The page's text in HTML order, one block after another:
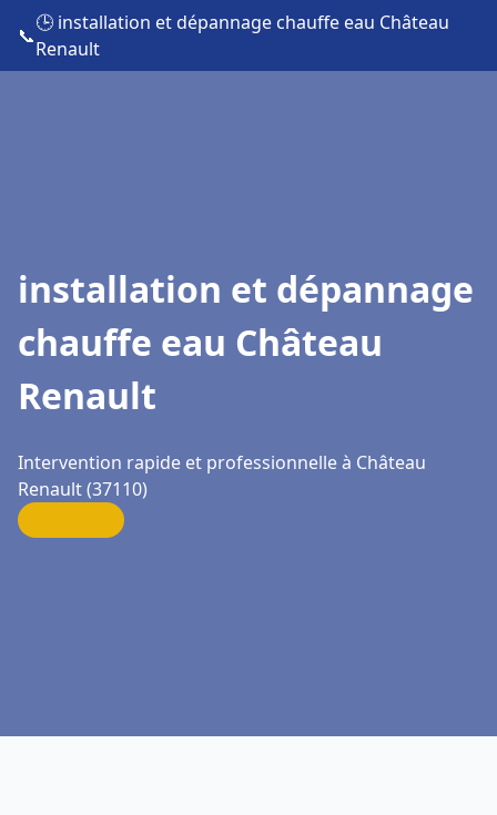
📞
🕒 installation et dépannage chauffe eau Château
Renault
installation et dépannage
chauffe eau Château
Renault
Intervention rapide et professionnelle à Château
Renault (37110)